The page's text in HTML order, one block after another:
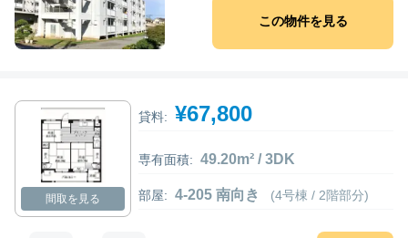
この物件を見る
間取を見る
貸料: ¥67,800
専有面積: 49.20m² / 3DK
部屋: 4-205 南向き (4号棟 / 2階部分)